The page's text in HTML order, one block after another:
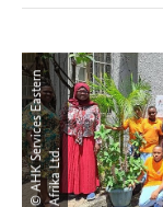
©
A
H
K
Se
r
v
i
c
e
s
E
a
s
t
e
r
n
A
f
r
i
k
a
L
t
d.